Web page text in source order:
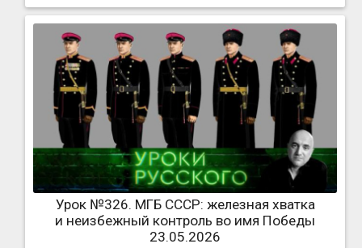
Урок №326. МГБ СССР: железная хватка
и неизбежный контроль во имя Победы
23.05.2026